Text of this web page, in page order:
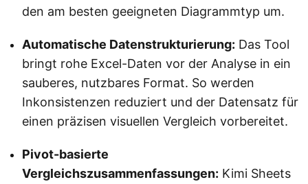
den am besten geeigneten Diagrammtyp um.
Automatische Datenstrukturierung: Das Tool
bringt rohe Excel-Daten vor der Analyse in ein
sauberes, nutzbares Format. So werden
Inkonsistenzen reduziert und der Datensatz für
einen präzisen visuellen Vergleich vorbereitet.
Pivot-basierte
Vergleichszusammenfassungen: Kimi Sheets